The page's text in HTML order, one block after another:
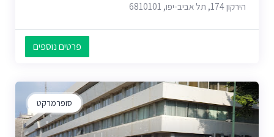
הירקון 174, תל אביב-יפו, 6810101
פרטים נוספים
סופרמרקט